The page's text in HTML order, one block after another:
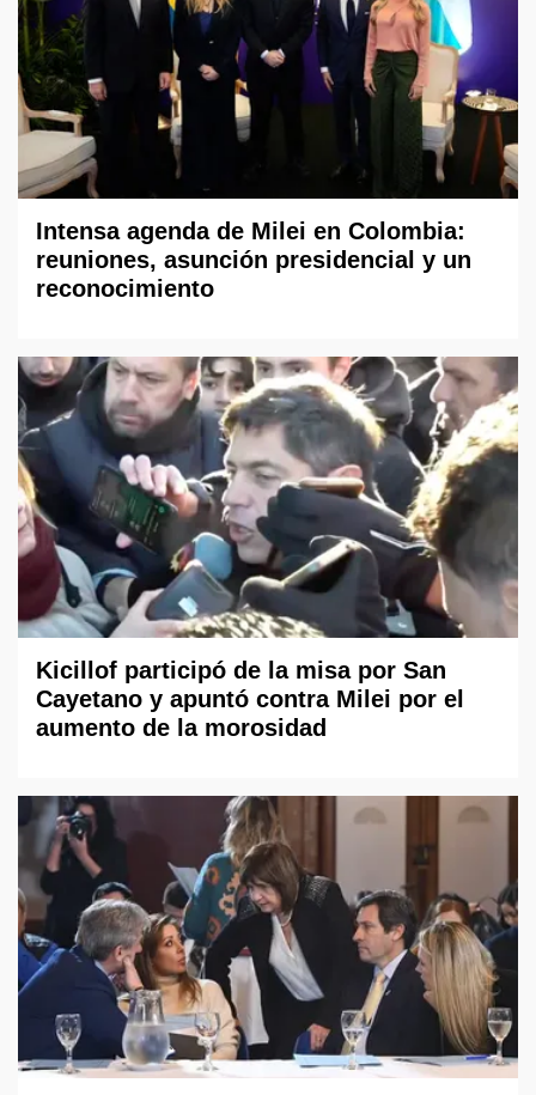
Intensa agenda de Milei en Colombia:
reuniones, asunción presidencial y un
reconocimiento
Kicillof participó de la misa por San
Cayetano y apuntó contra Milei por el
aumento de la morosidad